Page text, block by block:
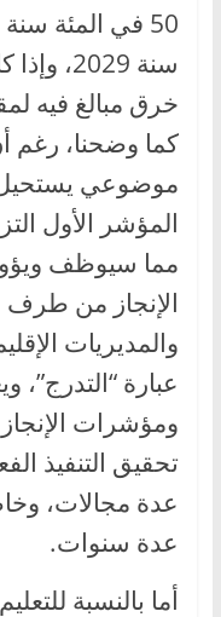
سنة
خرق مبالغ فيه
كما وضحنا، رغم
موضوعي
المؤشر الأول
مما سيوظف
الإنجاز من طرف
والمديريات
عبارة “التدرج”،
ومؤشرات
تحقيق التنفيذ
عدة مجالات،
عدة سنوات.
أما بالنسبة